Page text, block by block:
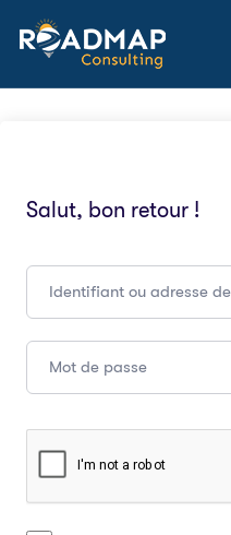
Salut, bon retour !